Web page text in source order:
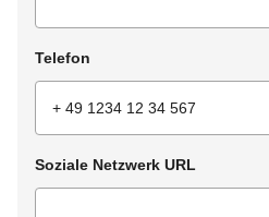
Telefon
Soziale Netzwerk URL